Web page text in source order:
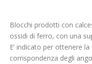
Blocchi prodotti con
ossidi di ferro, con una
E’ indicato per ottenere
corrispondenza degli